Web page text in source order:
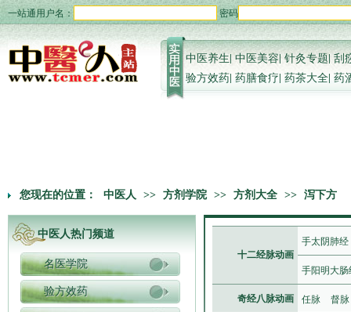
一站通用户名： 密码
中医养生|中医美容|针灸专题|刮
验方效药| 药膳食疗| 药茶大全| 药
您现在的位置： 中医人 >> 方剂学院 >> 方剂大全 >> 泻下方
中医人热门频道
名医学院
验方效药
十二经脉动画
手太阴肺经
手阳明大肠
奇经八脉动画 任脉 督脉